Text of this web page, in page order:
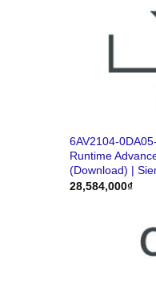
6AV2104-
Runtime
(Download) |
28,584,000₫